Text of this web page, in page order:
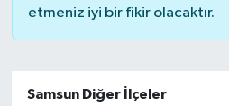
etmeniz iyi bir fikir olacaktır.
Samsun Diğer İlçeler